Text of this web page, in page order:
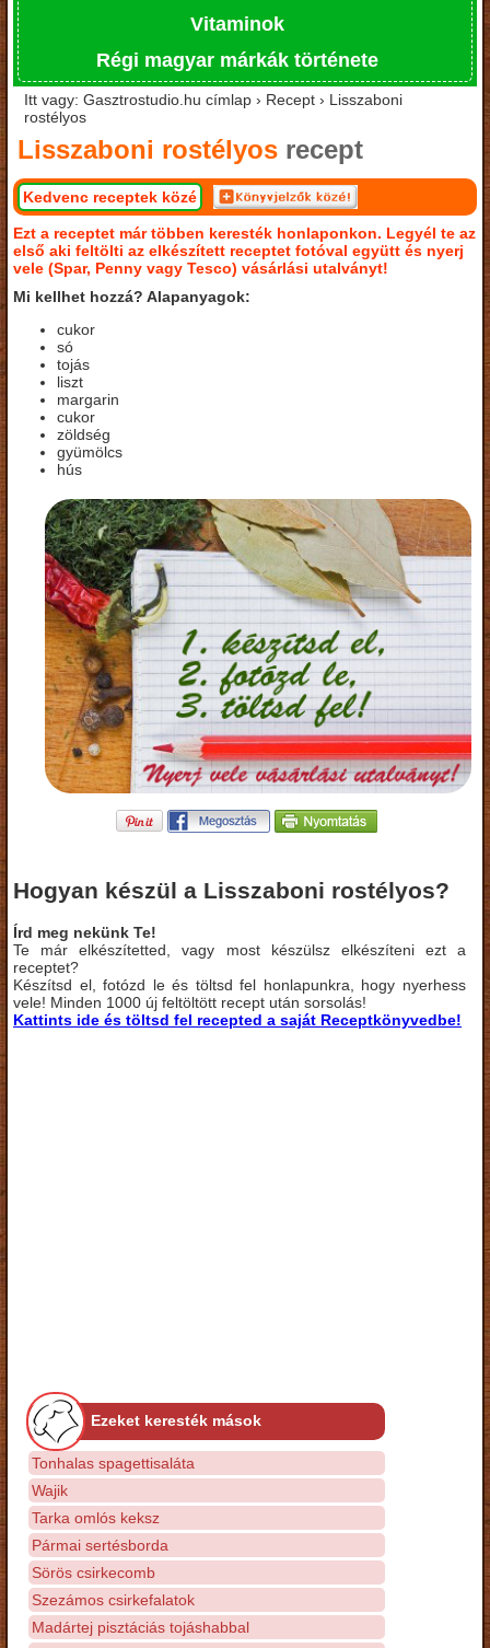
Vitaminok
Régi magyar márkák története
Itt vagy: Gasztrostudio.hu címlap › Recept › Lisszaboni
rostélyos
Lisszaboni rostélyos recept
Kedvenc receptek közé
Ezt a receptet már többen keresték honlaponkon. Legyél te az
első aki feltölti az elkészített receptet fotóval együtt és nyerj
vele (Spar, Penny vagy Tesco) vásárlási utalványt!
Mi kellhet hozzá? Alapanyagok:
cukor
só
tojás
liszt
margarin
cukor
zöldség
gyümölcs
hús
Hogyan készül a Lisszaboni rostélyos?
Írd meg nekünk Te!
Te már elkészítetted, vagy most készülsz elkészíteni ezt a
receptet?
Készítsd el, fotózd le és töltsd fel honlapunkra, hogy nyerhess
vele! Minden 1000 új feltöltött recept után sorsolás!
Kattints ide és töltsd fel recepted a saját Receptkönyvedbe!
Ezeket keresték mások
Tonhalas spagettisaláta
Wajik
Tarka omlós keksz
Pármai sertésborda
Sörös csirkecomb
Szezámos csirkefalatok
Madártej pisztáciás tojáshabbal